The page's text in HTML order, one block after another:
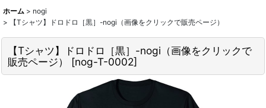
ホーム > nogi
>
【Tシャツ】ドロドロ［黒］-nogi（画像をクリックで販売ページ）
【Tシャツ】ドロドロ［黒］-nogi（画像をクリックで
販売ページ）
[nog-T-0002]